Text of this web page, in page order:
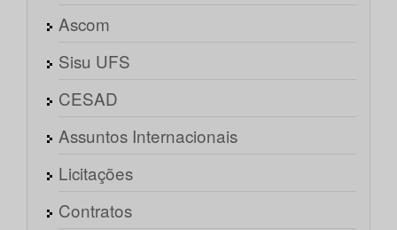
Ascom
Sisu UFS
CESAD
Assuntos Internacionais
Licitações
Contratos